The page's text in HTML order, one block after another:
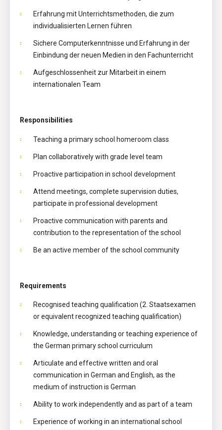
Erfahrung mit Unterrichtsmethoden, die zum
individualisierten Lernen führen
Sichere Computerkenntnisse und Erfahrung in der
Einbindung der neuen Medien in den Fachunterricht
Aufgeschlossenheit zur Mitarbeit in einem
internationalen Team
Responsibilities
Teaching a primary school homeroom class
Plan collaboratively with grade level team
Proactive participation in school development
Attend meetings, complete supervision duties,
participate in professional development
Proactive communication with parents and
contribution to the representation of the school
Be an active member of the school community
Requirements
Recognised teaching qualification (2. Staatsexamen
or equivalent recognized teaching qualification)
Knowledge, understanding or teaching experience of
the German primary school curriculum
Articulate and effective written and oral
communication in German and English, as the
medium of instruction is German
Ability to work independently and as part of a team
Experience of working in an international school